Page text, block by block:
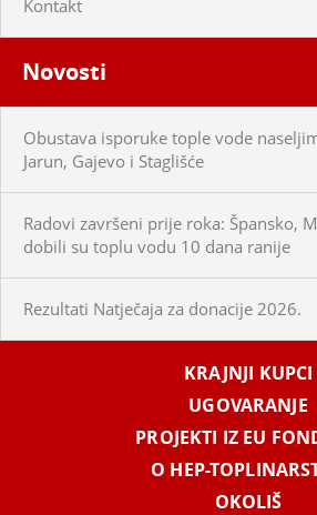
Kontakt
Novosti
Obustava isporuke tople vode
Jarun, Gajevo i Staglišće
Radovi završeni prije roka: Špansko,
dobili su toplu vodu 10 dana ranije
Rezultati Natječaja za donacije 2026.
KRAJNJI KUPCI
UGOVARANJE
PROJEKTI IZ EU
O HEP-
OKOLIŠ